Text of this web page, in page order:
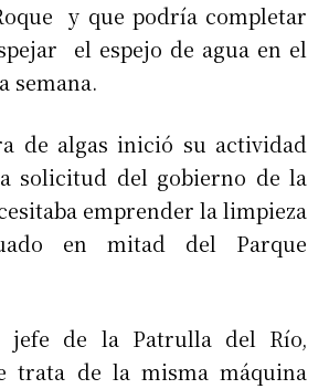
y que podría completar
el espejo de agua en el
semana.
de algas inició su actividad
solicitud del gobierno de la
emprender la limpieza
en mitad del Parque
jefe de la Patrulla del Río,
trata de la misma máquina